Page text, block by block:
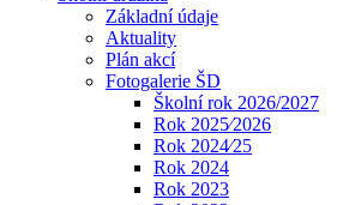
Základní údaje
Aktuality
Plán akcí
Fotogalerie ŠD
Školní rok 2026/2027
Rok 2025⁄2026
Rok 2024⁄25
Rok 2024
Rok 2023